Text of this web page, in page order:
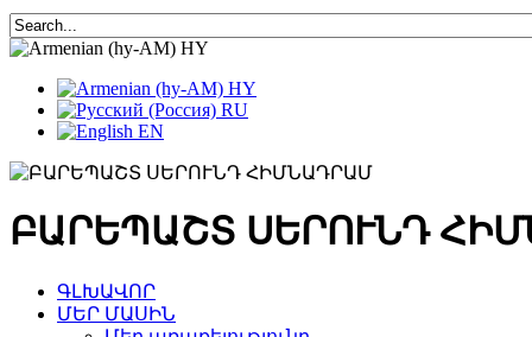
HY
HY
RU
EN
ԲԱՐԵՊԱՇՏ ՍԵՐՈՒՆԴ
ԳԼԽԱՎՈՐ
ՄԵՐ ՄԱՍԻՆ